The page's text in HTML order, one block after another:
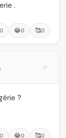
.
0 😂0 🥰0
?
0 😂0 🥰0